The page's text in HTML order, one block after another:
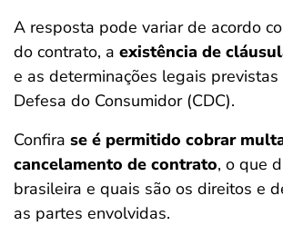
A resposta pode variar de acordo
do contrato, a existência de
e as determinações legais
Defesa do Consumidor (CDC).
Confira se é permitido cobrar
cancelamento de contrato, o que
brasileira e quais são os direitos e
as partes envolvidas.